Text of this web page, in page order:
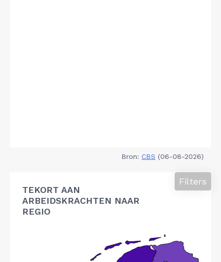
Bron: CBS (06-08-2026)
TEKORT AAN
ARBEIDSKRACHTEN NAAR
REGIO
Filters